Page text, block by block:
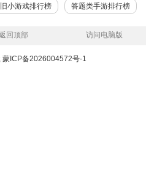
小游戏排行榜 答题类手游排行榜
回顶部 访问电脑版
蒙ICP备2026004572号-1